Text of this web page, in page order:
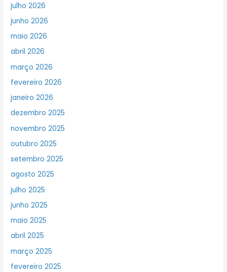
julho 2026
junho 2026
maio 2026
abril 2026
março 2026
fevereiro 2026
janeiro 2026
dezembro 2025
novembro 2025
outubro 2025
setembro 2025
agosto 2025
julho 2025
junho 2025
maio 2025
abril 2025
março 2025
fevereiro 2025